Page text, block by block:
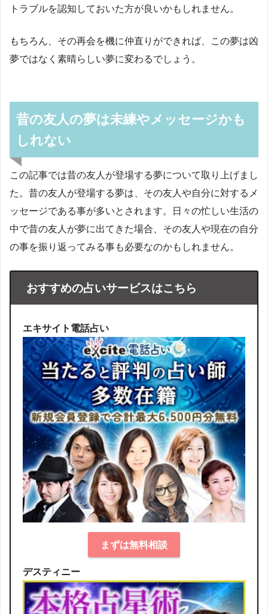
トラブルを認知しておいた方が良いかもしれません。
もちろん、その再会を機に仲直りができれば、この夢は凶
夢ではなく素晴らしい夢に変わるでしょう。
昔の友人の夢は未練やメッセージかも
しれない
この記事では昔の友人が登場する夢について取り上げまし
た。昔の友人が登場する夢は、その友人や自分に対するメ
ッセージである事が多いとされます。日々の忙しい生活の
中で昔の友人が夢に出てきた場合、その友人や現在の自分
の事を振り返ってみる事も必要なのかもしれません。
おすすめの占いサービスはこちら
エキサイト電話占い
まずは無料相談
デスティニー